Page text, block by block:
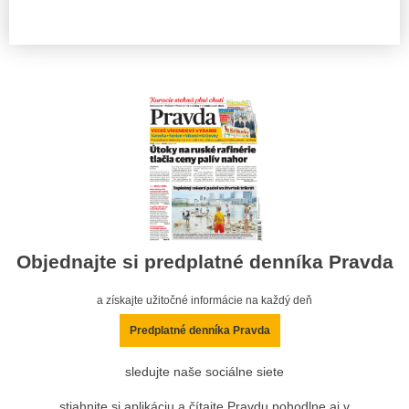
Objednajte si predplatné denníka Pravda
a získajte užitočné informácie na každý deň
Predplatné denníka Pravda
sledujte naše sociálne siete